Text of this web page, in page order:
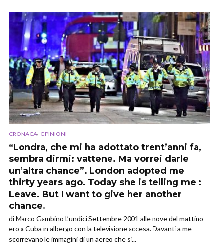
CRONACA, OPINIONI
“Londra, che mi ha adottato trent’anni fa,
sembra dirmi: vattene. Ma vorrei darle
un’altra chance”. London adopted me
thirty years ago. Today she is telling me :
Leave. But I want to give her another
chance.
di Marco Gambino L’undici Settembre 2001 alle nove del mattino
ero a Cuba in albergo con la televisione accesa. Davanti a me
scorrevano le immagini di un aereo che si...